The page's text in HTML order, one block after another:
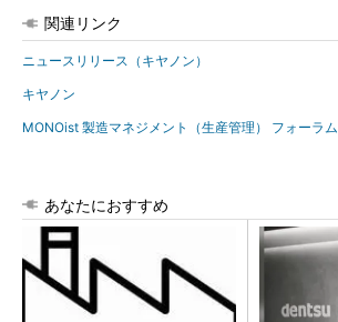
関連リンク
ニュースリリース（キヤノン）
キヤノン
MONOist 製造マネジメント（生産管理） フォーラム
あなたにおすすめ